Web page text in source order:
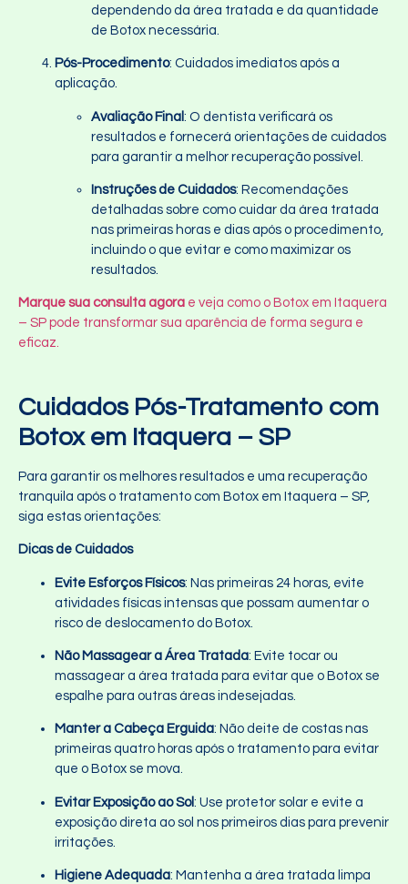
dependendo da área tratada e da quantidade
de Botox necessária.
Pós-Procedimento: Cuidados imediatos após a
aplicação.
Avaliação Final : O dentista verificará os
resultados e fornecerá orientações de cuidados
para garantir a melhor recuperação possível.
Instruções de Cuidados: Recomendações
detalhadas sobre como cuidar da área tratada
nas primeiras horas e dias após o procedimento,
incluindo o que evitar e como maximizar os
resultados.
Marque sua consulta agora e veja como o Botox em Itaquera
– SP pode transformar sua aparência de forma segura e
eficaz.
Cuidados Pós-Tratamento com
Botox em Itaquera – SP
Para garantir os melhores resultados e uma recuperação
tranquila após o tratamento com Botox em Itaquera – SP,
siga estas orientações:
Dicas de Cuidados
Evite Esforços Físicos: Nas primeiras 24 horas, evite
atividades físicas intensas que possam aumentar o
risco de deslocamento do Botox.
Não Massagear a Área Tratada: Evite tocar ou
massagear a área tratada para evitar que o Botox se
espalhe para outras áreas indesejadas.
Manter a Cabeça Erguida: Não deite de costas nas
primeiras quatro horas após o tratamento para evitar
que o Botox se mova.
Evitar Exposição ao Sol: Use protetor solar e evite a
exposição direta ao sol nos primeiros dias para prevenir
irritações.
Higiene Adequada: Mantenha a área tratada limpa